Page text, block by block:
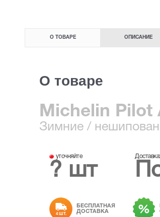
О ТОВАРЕ ОПИСАНИЕ
О товаре
Michelin Pilot
Зимние /
уточняйте
? шт
Доставка:
4 ШТ.
БЕСПЛАТНАЯ
ДОСТАВКА